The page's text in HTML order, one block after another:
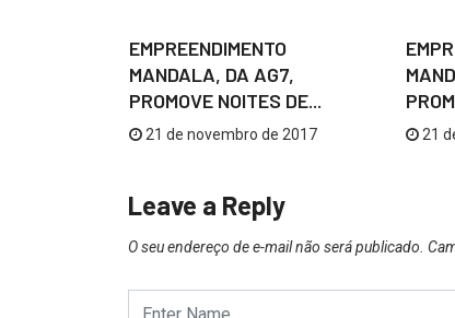
EMPREENDIMENTO
MANDALA, DA AG7,
PROMOVE NOITES DE...
21 de novembro de 2017 21
Leave a Reply
O seu endereço de e-mail não será publicado.